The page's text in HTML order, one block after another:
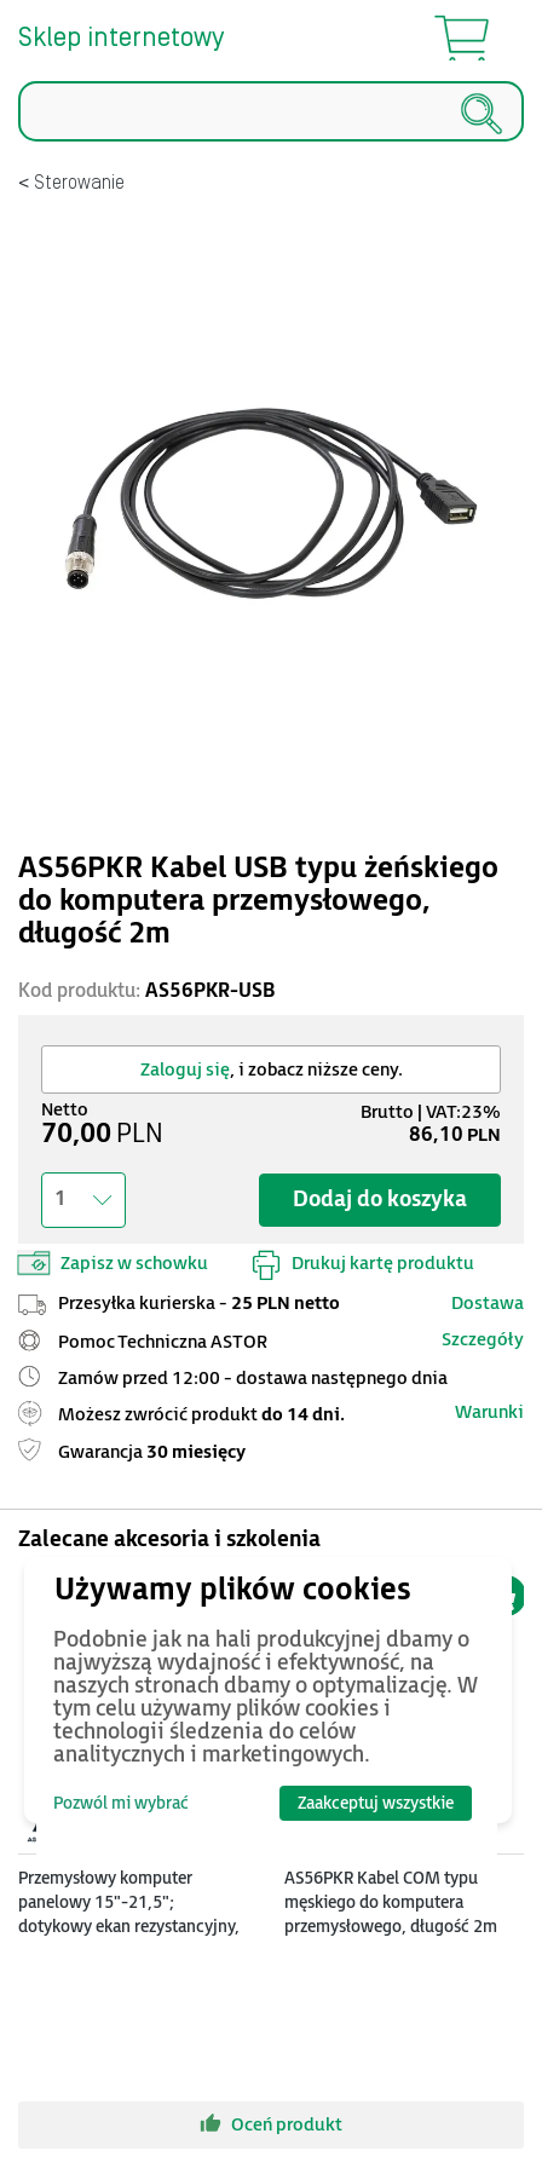
Sklep internetowy
Szukaj
Sterowanie
AS56PKR Kabel USB typu żeńskiego
do komputera przemysłowego,
długość 2m
Kod produktu: AS56PKR-USB
Zaloguj się, i zobacz niższe ceny.
Dodaj do koszyka
1
Zapisz w schowku Drukuj kartę produktu
70,00 PLN 86,10 PLN
Przesyłka kurierska - 25 PLN netto
Dostawa
Pomoc Techniczna ASTOR
Szczegóły
Zamów przed 12:00 - dostawa następnego dnia
Możesz zwrócić produktdo 14 dni.
Warunki
Gwarancja 30 miesięcy
Zalecane akcesoria i szkolenia
Przemysłowy komputer
panelowy 15"-21,5";
dotykowy ekan rezystancyjny,
od 6980
AS56PKR Kabel COM typu
męskiego do komputera
przemysłowego, długość 2m
75PLN
Oceń produkt
Podobnie jak na hali produkcyjnej dbamy o
najwyższą wydajność i efektywność, na
naszych stronach dbamy o optymalizację. W
tym celu używamy plików cookies i
technologii śledzenia do celów
analitycznych i marketingowych.
Pozwól mi wybrać Zaakceptuj wszystkie